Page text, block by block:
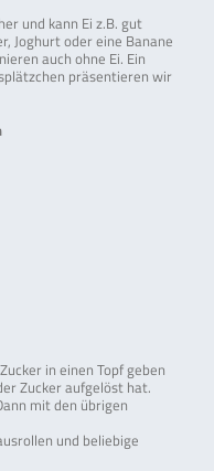
und kann Ei z.B. gut
Joghurt oder eine Banane
auch ohne Ei. Ein
präsentieren wir
in einen Topf geben
Zucker aufgelöst hat.
mit den übrigen
und beliebige